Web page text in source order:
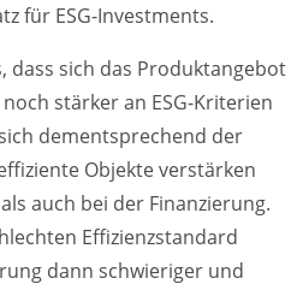
für ESG-Investments.
dass sich das Produktangebot
stärker an ESG-Kriterien
dementsprechend der
Objekte verstärken
auch bei der Finanzierung.
Effizienzstandard
dann schwieriger und